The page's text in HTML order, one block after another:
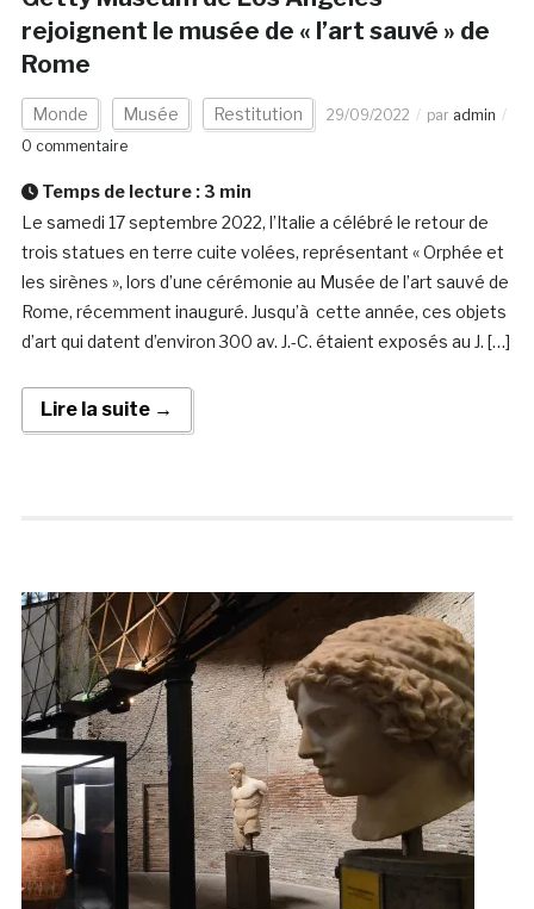
rejoignent le musée de « l’art sauvé » de
Rome
Monde Musée Restitution 29/09/2022 par admin
0 commentaire
Temps de lecture : 3 min
Le samedi 17 septembre 2022, l’Italie a célébré le retour de
trois statues en terre cuite volées, représentant « Orphée et
les sirènes », lors d’une cérémonie au Musée de l’art sauvé de
Rome, récemment inauguré. Jusqu’à cette année, ces objets
d’art qui datent d’environ 300 av. J.-C. étaient exposés au J. […]
Lire la suite →